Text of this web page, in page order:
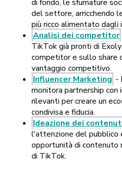
di fondo, le sfumature
del settore, arricchendo
più ricco alimentato dagli
Analisi dei competitor
TikTok già pronti di
competitor e sullo share
vantaggio competitivo.
Influencer Marketing -
monitora partnership con
rilevanti per creare un
condivisa e fiducia.
Ideazione dei
l'attenzione del pubblico
opportunità di contenuto
di TikTok.